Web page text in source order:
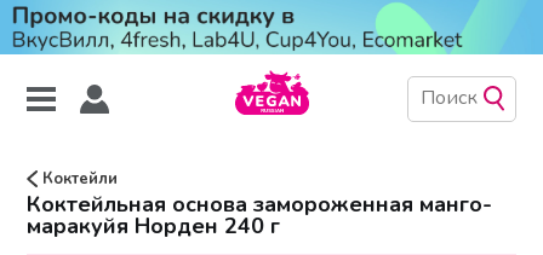
Коктейли
Коктейльная основа замороженная манго-
маракуйя Норден 240 г